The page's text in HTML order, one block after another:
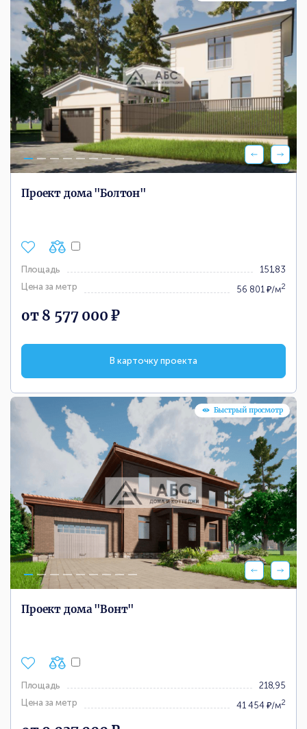
Проект дома "Болтон"
Площадь
151,83
Цена за метр
56 801 ₽/м2
от 8 577 000 ₽
В карточку проекта
Проект дома "Вонт"
Площадь
218,95
Цена за метр
41 454 ₽/м2
Быстрый просмотр